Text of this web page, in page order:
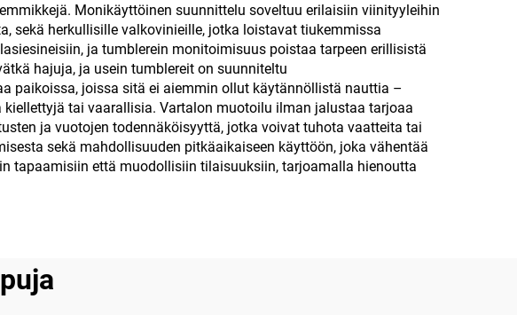
Monikäyttöinen suunnittelu soveltuu erilaisiin viinityyleihin
sekä herkullisille valkovinieille, jotka loistavat tiukemmissa
ja tumblerein monitoimisuus poistaa tarpeen erillisistä
hajuja, ja usein tumblereit on suunniteltu
paikoissa, joissa sitä ei aiemmin ollut käytännöllistä nauttia –
tai vaarallisia. Vartalon muotoilu ilman jalustaa tarjoaa
ja vuotojen todennäköisyyttä, jotka voivat tuhota vaatteita tai
sekä mahdollisuuden pitkäaikaiseen käyttöön, joka vähentää
tapaamisiin että muodollisiin tilaisuuksiin, tarjoamalla hienoutta